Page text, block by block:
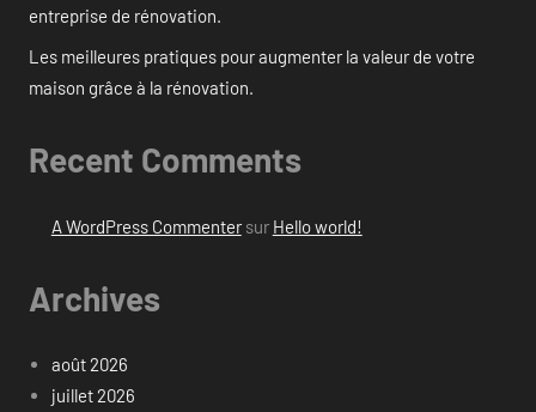
entreprise de rénovation.
Les meilleures pratiques pour augmenter la valeur de votre
maison grâce à la rénovation.
Recent Comments
A WordPress Commentersur Hello world!
Archives
août 2026
juillet 2026